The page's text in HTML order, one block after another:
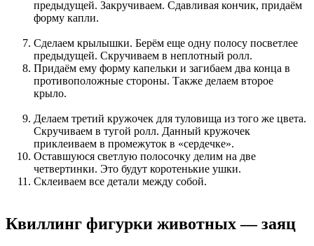
предыдущей. Закручиваем. Сдавливая кончик, придаём
форму капли.
Сделаем крылышки. Берём еще одну полосу посветлее
предыдущей. Скручиваем в неплотный ролл.
Придаём ему форму капельки и загибаем два конца в
противоположные стороны. Также делаем второе
крыло.
Делаем третий кружочек для туловища из того же цвета.
Скручиваем в тугой ролл. Данный кружочек
приклеиваем в промежуток в «сердечке».
Оставшуюся светлую полосочку делим на две
четвертинки. Это будут коротенькие ушки.
Склеиваем все детали между собой.
Квиллинг фигурки животных — заяц